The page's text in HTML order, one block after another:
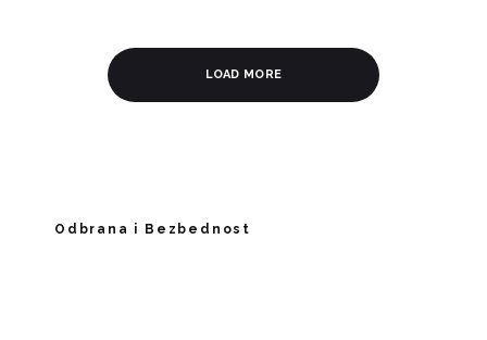
LOAD MORE
Odbrana i Bezbednost